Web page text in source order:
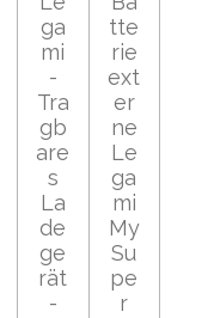
ga
mi
-
Tra
gb
are
s
La
de
ge
rät
-
tte
rie
ext
er
ne
Le
ga
mi
My
Su
pe
r